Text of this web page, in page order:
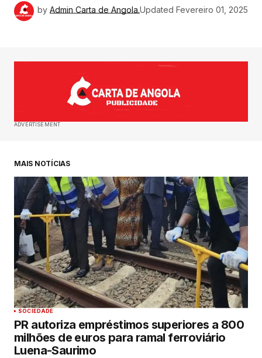
by Admin Carta de Angola.Updated Fevereiro 01, 2025
ADVERTISEMENT
MAIS NOTÍCIAS
SOCIEDADE
PR autoriza empréstimos superiores a 800
milhões de euros para ramal ferroviário
Luena-Saurimo